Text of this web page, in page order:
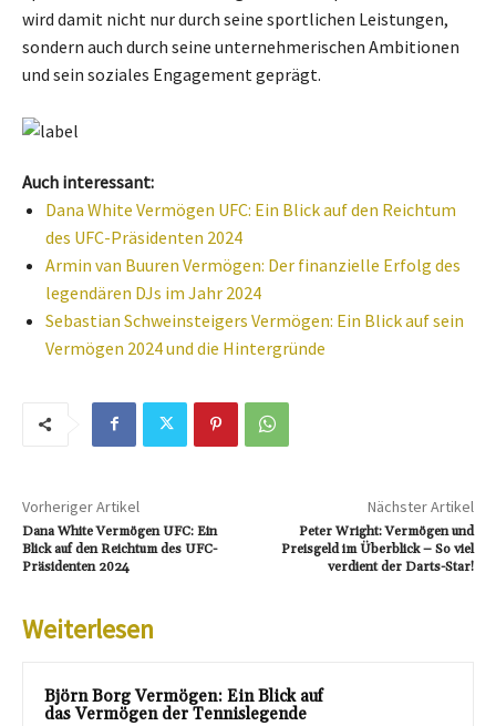
wird damit nicht nur durch seine sportlichen Leistungen,
sondern auch durch seine unternehmerischen Ambitionen
und sein soziales Engagement geprägt.
Auch interessant:
Dana White Vermögen UFC: Ein Blick auf den Reichtum
des UFC-Präsidenten 2024
Armin van Buuren Vermögen: Der finanzielle Erfolg des
legendären DJs im Jahr 2024
Sebastian Schweinsteigers Vermögen: Ein Blick auf sein
Vermögen 2024 und die Hintergründe
Vorheriger Artikel
Dana White Vermögen UFC: Ein
Blick auf den Reichtum des UFC-
Präsidenten 2024
Nächster Artikel
Peter Wright: Vermögen und
Preisgeld im Überblick – So viel
verdient der Darts-Star!
Weiterlesen
Björn Borg Vermögen: Ein Blick auf
das Vermögen der Tennislegende